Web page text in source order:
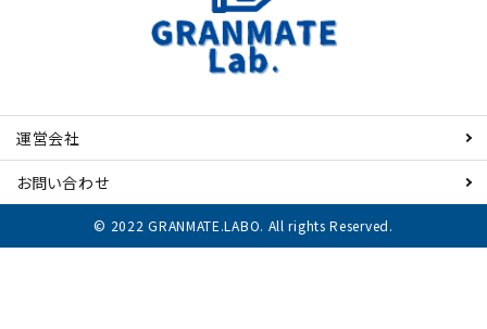
運営会社
お問い合わせ
© 2022 GRANMATE.LABO. All rights Reserved.